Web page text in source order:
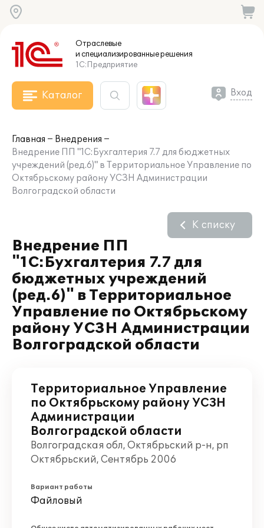
Отраслевые
и специализированныерешения
1С:Предприятие
Каталог Вход
Главная
Внедрения
Внедрение ПП "1С:Бухгалтерия 7.7 для бюджетных
учреждений (ред.6)" в Территориальное Управление по
Октябрьскому району УСЗН Администрации
Волгоградской области
Внедрение ПП
"1С:Бухгалтерия 7.7 для
бюджетных учреждений
(ред.6)" в Территориальное
Управление по Октябрьскому
району УСЗН Администрации
Волгоградской области
К списку
Территориальное Управление
по Октябрьскому району УСЗН
Администрации
Волгоградской области
Волгоградская обл, Октябрьский р-н, рп
Октябрьский, Сентябрь 2006
Вариант работы
Файловый